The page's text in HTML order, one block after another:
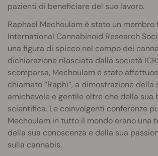
pazienti di beneficiare del suo lavoro.
Raphael Mechoulam è stato un
International Cannabinoid Research
una figura di spicco nel campo dei
dichiarazione rilasciata dalla società
scomparsa, Mechoulam è stato
chiamato “Raphi”, a dimostrazione della
amichevole e gentile oltre che della sua
scientifica. Le coinvolgenti conferenze
Mechoulam in tutto il mondo erano una
della sua conoscenza e della sua
sulla cannabis.